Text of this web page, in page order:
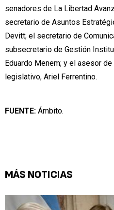
senadores de La Libertad
secretario de Asuntos
Devitt; el secretario de
subsecretario de Gestión
Eduardo Menem; y el asesor
legislativo, Ariel Ferrentino.
FUENTE: Ámbito.
MÁS NOTICIAS